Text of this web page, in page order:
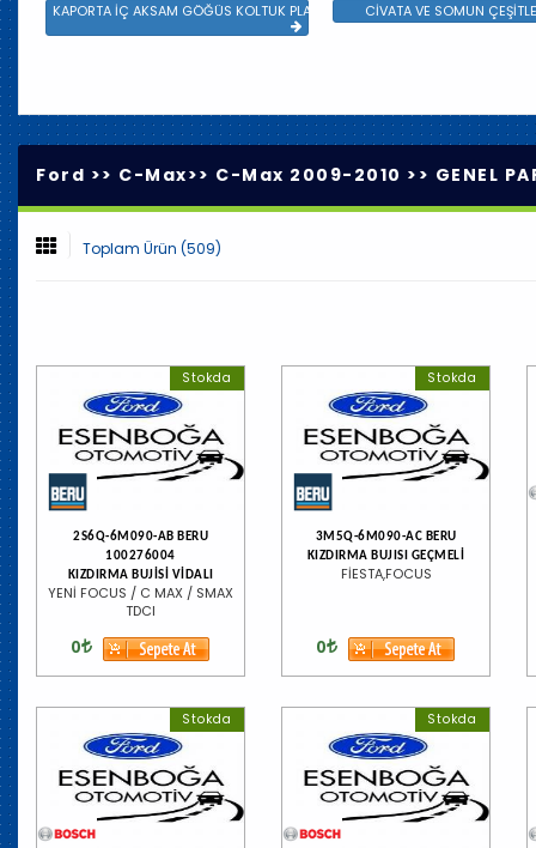
KAPORTA İÇ AKSAM GÖĞÜS KOLTUK PLASTİK VE SAC AKSAM
CİVATA VE SOMUN
Ford >> C-Max>> C-Max 2009-2010 >> GENEL
Toplam Ürün (509)
Stokda
2S6Q-6M090-AB BERU
100276004
KIZDIRMA BUJİSİ VİDALI
YENİ FOCUS / C MAX / SMAX
TDCI
0
Stokda
3M5Q-6M090-AC BERU
KIZDIRMA BUJISI GEÇMELİ
FİESTA,FOCUS
0
Stokda Stokda